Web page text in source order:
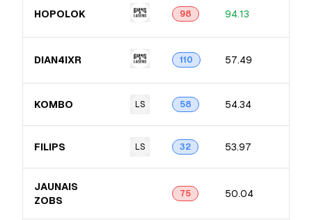
HOPOLOK 98 94.13
DIAN4IXR 110 57.49
KOMBO LS 58 54.34
FILIPS LS 32 53.97
JAUNAIS
ZOBS
75 50.04